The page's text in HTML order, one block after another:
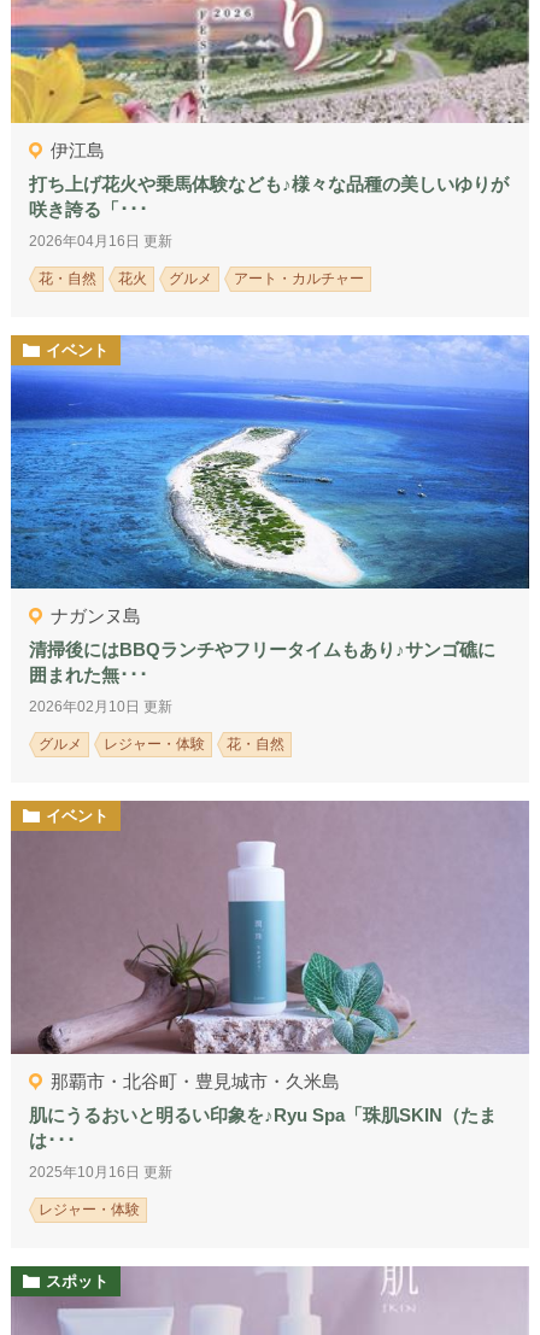
伊江島
打ち上げ花火や乗馬体験なども♪様々な品種の美しいゆりが
咲き誇る「･･･
2026年04月16日 更新
花・自然 花火 グルメ アート・カルチャー
イベント
ナガンヌ島
清掃後にはBBQランチやフリータイムもあり♪サンゴ礁に
囲まれた無･･･
2026年02月10日 更新
グルメ レジャー・体験 花・自然
イベント
那覇市・北谷町・豊見城市・久米島
肌にうるおいと明るい印象を♪Ryu Spa「珠肌SKIN（たま
は･･･
2025年10月16日 更新
レジャー・体験
スポット